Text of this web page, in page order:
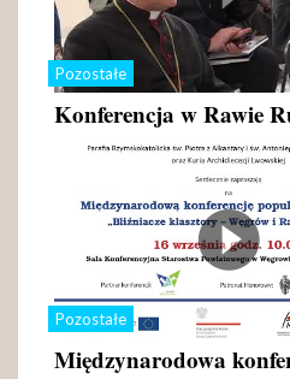
Pozostałe
Konferencja w Rawie
Pozostałe
Międzynarodowa